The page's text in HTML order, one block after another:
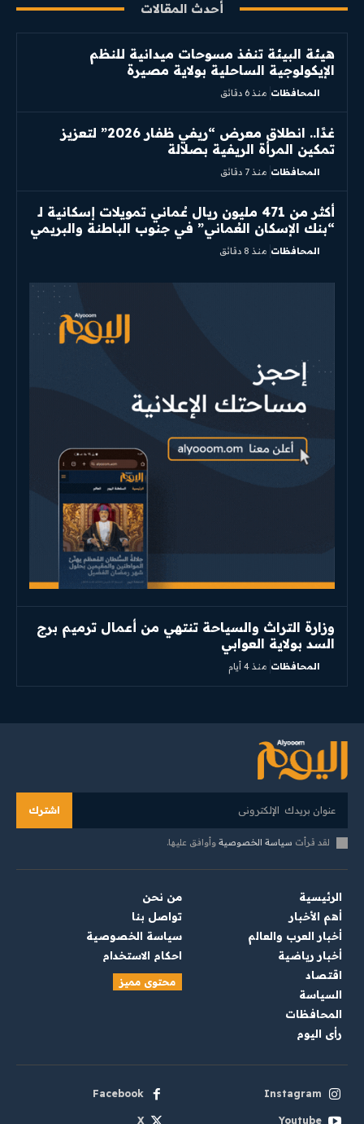
أحدث المقالات
هيئة البيئة تنفذ مسوحات ميدانية للنظم
الإيكولوجية الساحلية بولاية مصيرة
المحافظات منذ 6 دقائق
غدًا.. انطلاق معرض “ريفي ظفار 2026” لتعزيز
تمكين المرأة الريفية بصلالة
المحافظات منذ 7 دقائق
أكثر من 471 مليون ريال عُماني تمويلات إسكانية لـ
“بنك الإسكان العُماني” في جنوب الباطنة والبريمي
المحافظات منذ 8 دقائق
وزارة التراث والسياحة تنتهي من أعمال ترميم برج
السد بولاية العوابي
المحافظات منذ 4 أيام
اشترك
لقد قرأت سياسة الخصوصية وأوافق عليها.
الرئيسية
أهم الأخبار
أخبار العرب والعالم
أخبار رياضية
اقتصاد
السياسة
المحافظات
رأي اليوم
من نحن
تواصل بنا
سياسة الخصوصية
احكام الاستخدام
محتوى مميز
Facebook Instagram
X Youtube